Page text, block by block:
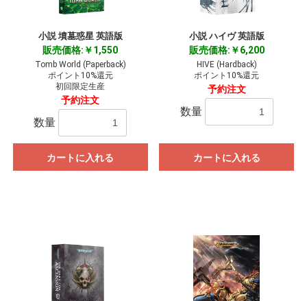
小説 墳墓惑星 英語版
販売価格:￥1,550
Tomb World (Paperback)
ポイント10%還元
初回限定生産
予約注文
数量
カートに入れる
小説 ハイヴ 英語版
販売価格:￥6,200
HIVE (Hardback)
ポイント10%還元
予約注文
数量
カートに入れる